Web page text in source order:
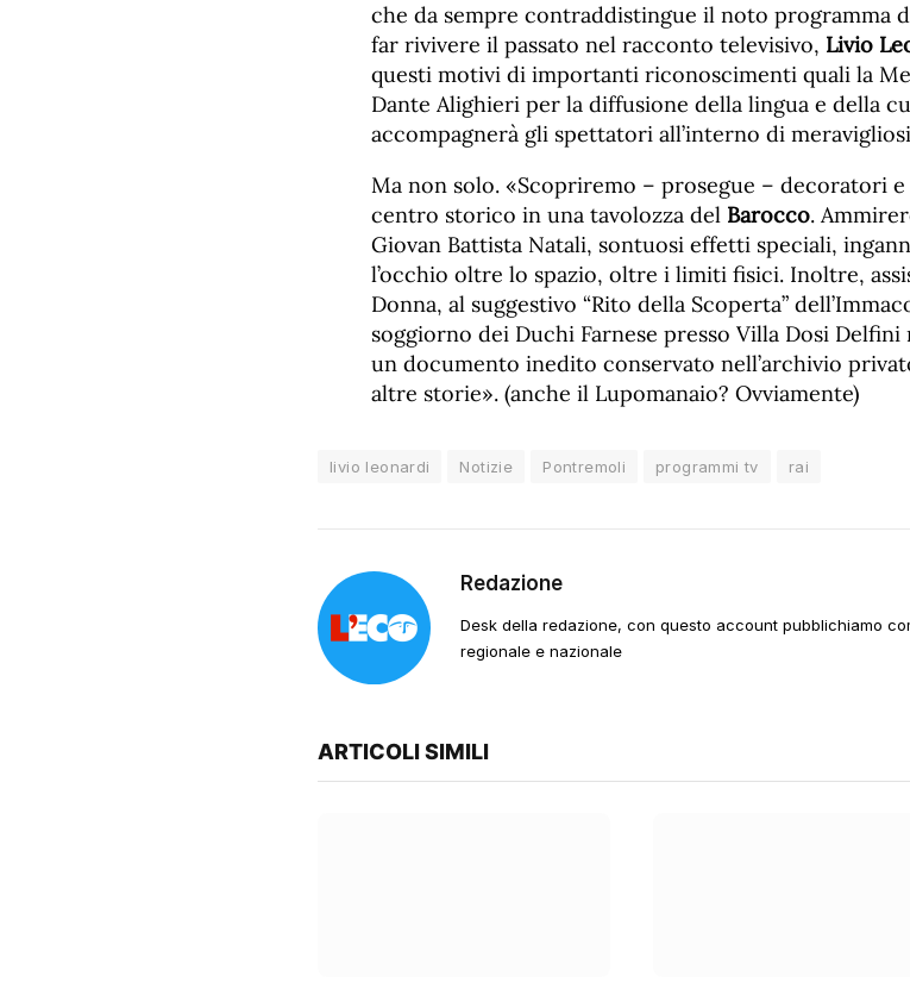
che da sempre contraddistingue il noto programma
far rivivere il passato nel racconto televisivo, Livio
questi motivi di importanti riconoscimenti quali la
Dante Alighieri per la diffusione della lingua e della
accompagnerà gli spettatori all’interno di
Ma non solo. «Scopriremo – prosegue – decoratori
centro storico in una tavolozza del Barocco.
Giovan Battista Natali, sontuosi effetti speciali,
l’occhio oltre lo spazio, oltre i limiti fisici. Inoltre,
Donna, al suggestivo “Rito della Scoperta”
soggiorno dei Duchi Farnese presso Villa Dosi Delfini
un documento inedito conservato nell’archivio
altre storie». (anche il Lupomanaio? Ovviamente)
livio leonardi Notizie Pontremoli programmi tv rai
Redazione
Desk della redazione, con questo account pubblichiamo
regionale e nazionale
ARTICOLI SIMILI